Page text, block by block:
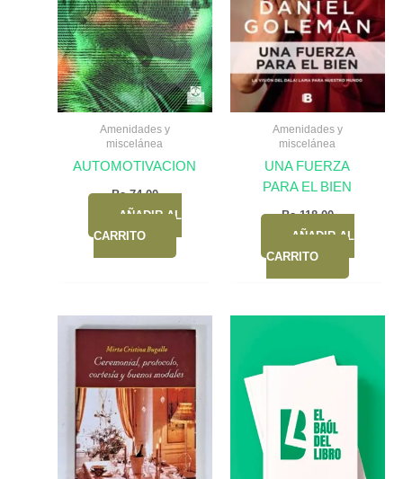
Amenidades y
miscelánea
AUTOMOTIVACION
Bs.74,00
AÑADIR AL
CARRITO
Amenidades y
miscelánea
UNA FUERZA
PARA EL BIEN
Bs.118,00
AÑADIR AL
CARRITO